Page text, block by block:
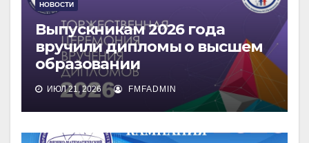
НОВОСТИ
Выпускникам 2026 года
вручили дипломы о высшем
образовании
ИЮЛ 21, 2026 FMFADMIN